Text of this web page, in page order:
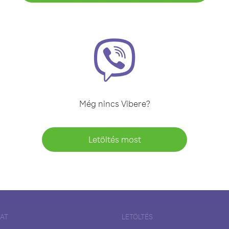
Még nincs Vibere?
Letöltés most
LETÖLTÉS